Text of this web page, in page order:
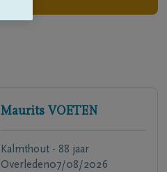
Maurits VOETEN
Kalmthout - 88 jaar
Overleden07/08/2026